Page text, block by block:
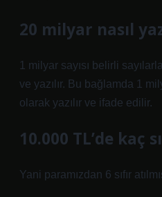
20 milyar nasıl
1 milyar sayısı belirli
ve yazılır. Bu bağlamda 1
olarak yazılır ve ifade edilir.
10.000 TL’de kaç
Yani paramızdan 6 sıfır